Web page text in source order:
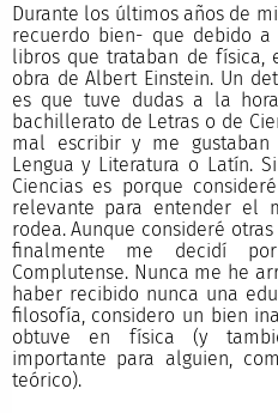
Durante los últimos años de
recuerdo bien- que debido
libros que trataban de
obra de Albert Einstein. Un
es que tuve dudas a la
bachillerato de Letras o de
mal escribir y me gustaban
Lengua y Literatura o Latín.
Ciencias es porque
relevante para entender el
rodea. Aunque consideré
finalmente me decidí
Complutense. Nunca me he
haber recibido nunca una
filosofía, considero un bien
obtuve en física (y
importante para alguien,
teórico).